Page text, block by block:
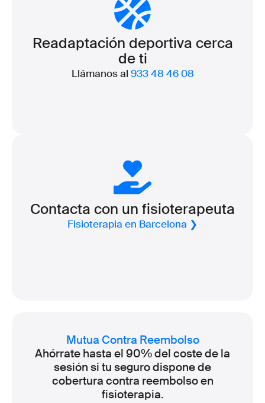
Readaptación deportiva cerca
de ti
Llámanos al 933 48 46 08
Contacta con un fisioterapeuta
Fisioterapia en Barcelona ❯
Mutua Contra Reembolso
Ahórrate hasta el 90% del coste de la
sesión si tu seguro dispone de
cobertura contra reembolso en
fisioterapia.